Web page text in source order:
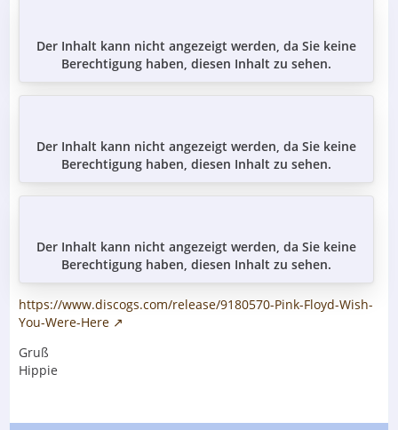
Der Inhalt kann nicht angezeigt werden, da Sie keine
Berechtigung haben, diesen Inhalt zu sehen.
Der Inhalt kann nicht angezeigt werden, da Sie keine
Berechtigung haben, diesen Inhalt zu sehen.
Der Inhalt kann nicht angezeigt werden, da Sie keine
Berechtigung haben, diesen Inhalt zu sehen.
https://www.discogs.com/release/9180570-Pink-Floyd-Wish-
You-Were-Here
Gruß
Hippie